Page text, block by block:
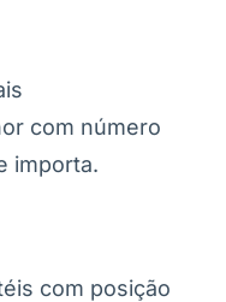
com número
importa.
com posição